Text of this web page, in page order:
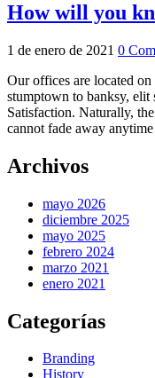
How will you
1 de enero de 2021 0
Our offices are located
stumptown to banksy, elit
Satisfaction. Naturally,
cannot fade away anytime
Archivos
mayo 2026
diciembre 2025
mayo 2025
febrero 2024
marzo 2021
enero 2021
Categorías
Branding
History